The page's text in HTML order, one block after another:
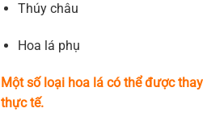
Thúy châu
Hoa lá phụ
Một số loại hoa lá có thể được
thực tế.